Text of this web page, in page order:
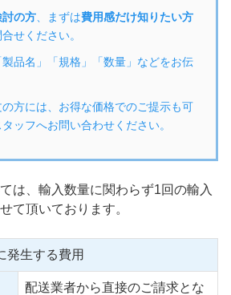
の方 、まずは費用感だけ知りたい方
せください。
品名」「規格」「数量」などをお伝
の方には、お得な価格でのご提示も可
ッフへお問い合わせください。
は、輸入数量に関わらず1回の輸入
て頂いております。
発生する費用
配送業者から直接のご請求とな